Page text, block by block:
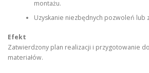
montażu.
Uzyskanie niezbędnych pozwoleń lub
Efekt
Zatwierdzony plan realizacji i przygotowanie
materiałów.